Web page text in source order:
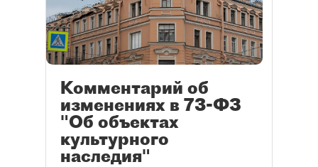
Комментарий об
изменениях в 73-ФЗ
"Об объектах
культурного
наследия"